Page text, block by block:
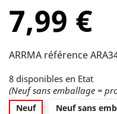
7,99 €
ARRMA référence
8 disponibles en Etat
(Neuf sans emballage =
Neuf Neuf sans